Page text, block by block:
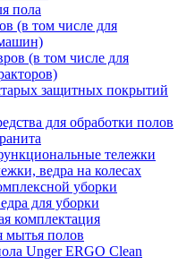
пола
(в том числе для
(в том числе для
защитных покрытий
для обработки полов
тележки
ведра на колесах
уборки
для уборки
комплектация
мытья полов
Unger ERGO Clean